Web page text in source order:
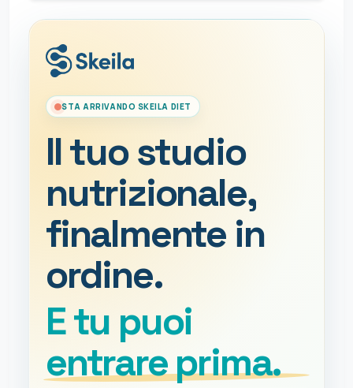
STA ARRIVANDO SKEILA DIET
Il tuo studio
nutrizionale,
finalmente in
ordine.
E tu puoi
entrare prima.